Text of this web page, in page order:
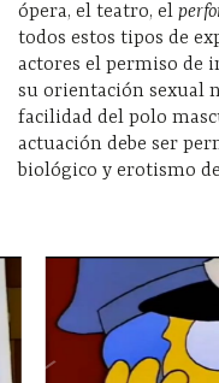
ópera, el teatro, el
todos estos tipos de
actores el permiso de
su orientación sexual
facilidad del polo
actuación debe ser
biológico y erotismo